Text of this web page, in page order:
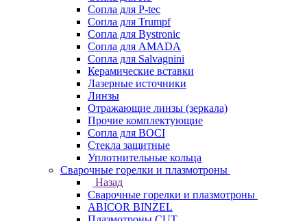
Сопла для P-tec
Сопла для Trumpf
Сопла для Bystronic
Сопла для AMADA
Сопла для Salvagnini
Керамические вставки
Лазерные источники
Линзы
Отражающие линзы (зеркала)
Прочие комплектующие
Сопла для BOCI
Стекла защитные
Уплотнительные кольца
Сварочные горелки и плазмотроны
Назад
Сварочные горелки и плазмотроны
ABICOR BINZEL